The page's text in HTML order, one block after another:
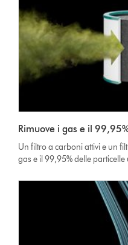
Rimuove i gas e il
Un filtro a carboni attivi e un
gas e il 99,95% delle